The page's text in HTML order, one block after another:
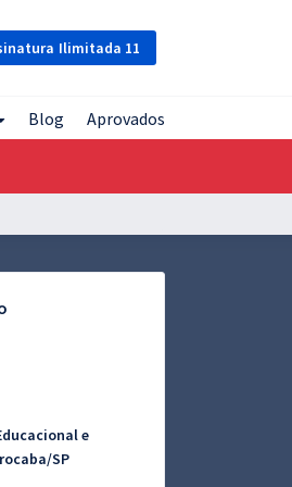
Ilimitada 11
Blog Aprovados
e
SP